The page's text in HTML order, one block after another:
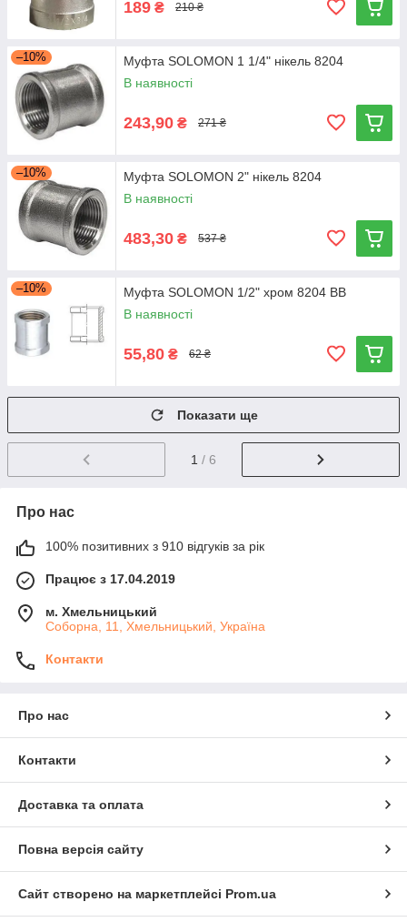
189 ₴ 210 ₴
–10%
Муфта SOLOMON 1 1/4" нікель 8204
В наявності
243,90 ₴ 271 ₴
–10%
Муфта SOLOMON 2" нікель 8204
В наявності
483,30 ₴ 537 ₴
–10%
Муфта SOLOMON 1/2" хром 8204 ВВ
В наявності
55,80 ₴ 62 ₴
Показати ще
1 / 6
Про нас
100% позитивних з 910 відгуків за рік
Працює з 17.04.2019
м. Хмельницький
Соборна, 11, Хмельницький, Україна
Контакти
Про нас
Контакти
Доставка та оплата
Повна версія сайту
Сайт створено на маркетплейсі Prom.ua